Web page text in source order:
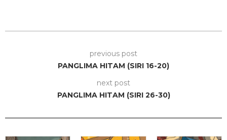
previous post
PANGLIMA HITAM (SIRI 16-20)
next post
PANGLIMA HITAM (SIRI 26-30)